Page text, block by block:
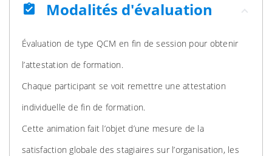
assignment_turned_in Modalités d'évaluation
Évaluation de type QCM en fin de session pour obtenir
l’attestation de formation.
Chaque participant se voit remettre une attestation
individuelle de fin de formation.
Cette animation fait l’objet d’une mesure de la
satisfaction globale des stagiaires sur l’organisation, les